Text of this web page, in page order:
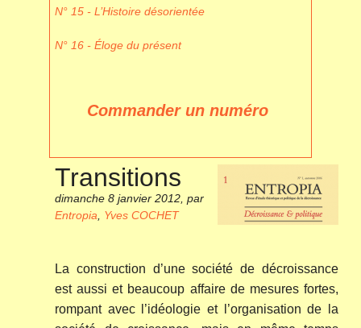
N° 15 - L’Histoire désorientée
N° 16 - Éloge du présent
Commander un numéro
Transitions
dimanche 8 janvier 2012 par
Entropia
Yves COCHET
La construction d’une société de décroissance
est aussi et beaucoup affaire de mesures fortes,
rompant avec l’idéologie et l’organisation de la